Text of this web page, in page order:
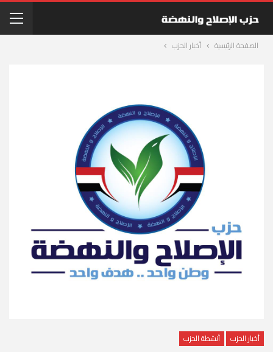
الصفحة الرئيسية أخبار الحزب
أخبار الحزب أنشطة الحزب